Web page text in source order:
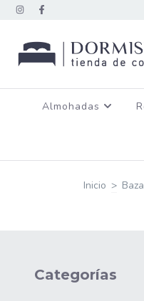
TRANSFERENCIA BANCARIA
Almohadas
Inicio >
Categorías